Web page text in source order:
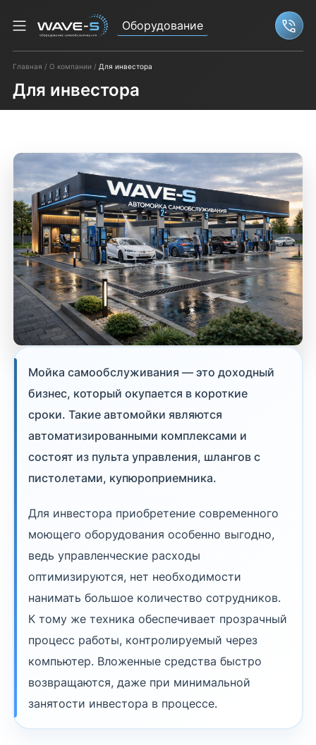
Оборудование
Главная О компании Для инвестора
Для инвестора
Мойка самообслуживания — это доходный
бизнес, который окупается в короткие
сроки. Такие автомойки являются
автоматизированными комплексами и
состоят из пульта управления, шлангов с
пистолетами, купюроприемника.
Для инвестора приобретение современного
моющего оборудования особенно выгодно,
ведь управленческие расходы
оптимизируются, нет необходимости
нанимать большое количество сотрудников.
К тому же техника обеспечивает прозрачный
процесс работы, контролируемый через
компьютер. Вложенные средства быстро
возвращаются, даже при минимальной
занятости инвестора в процессе.